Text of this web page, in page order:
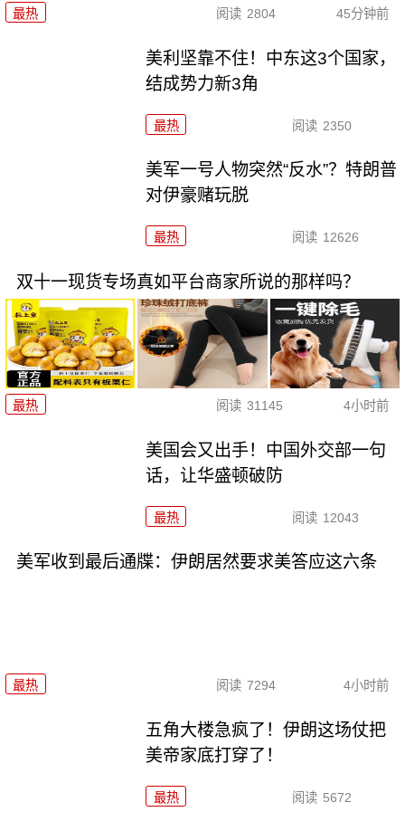
最热 阅读 2804 45分钟前
美利坚靠不住！中东这3个国家，
结成势力新3角
最热 阅读 2350
美军一号人物突然“反水”？特朗普
对伊豪赌玩脱
最热 阅读 12626
双十一现货专场真如平台商家所说的那样吗？
最热 阅读 31145 4小时前
美国会又出手！中国外交部一句
话，让华盛顿破防
最热 阅读 12043
美军收到最后通牒：伊朗居然要求美答应这六条
最热 阅读 7294 4小时前
五角大楼急疯了！伊朗这场仗把
美帝家底打穿了！
最热 阅读 5672